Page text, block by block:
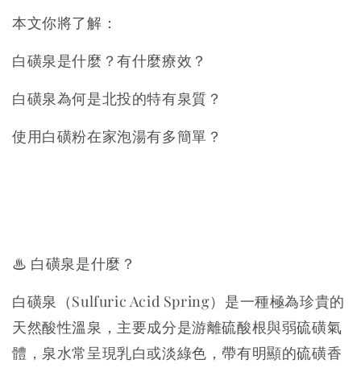
本文你將了解：
白磺泉是什麼？有什麼療效？
白磺泉為何是北投的特有泉質？
使用白磺粉在家泡湯有多簡單？
♨ 白磺泉是什麼？
白磺泉（Sulfuric Acid Spring）是一種極為珍貴的
天然酸性溫泉，主要成分是游離硫酸根與弱硫磺氣
體，泉水常呈現乳白或淡綠色，帶有明顯的硫磺香